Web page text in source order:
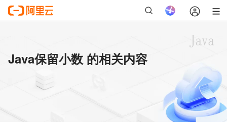
Java保留小数 的相关内容